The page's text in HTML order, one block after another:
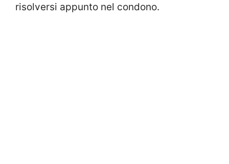
risolversi appunto nel condono.